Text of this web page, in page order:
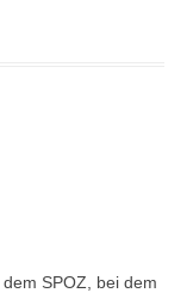
SPOZ, bei dem